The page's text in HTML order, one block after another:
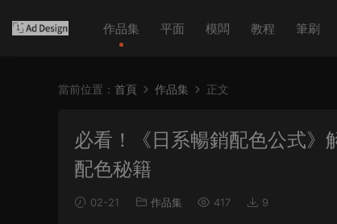
作品集 平面 模闆 教程 筆刷
當前位置： 首頁 作品集 正文
必看！《日系暢銷配色公式》
配色秘籍
02-21 作品集 417 9